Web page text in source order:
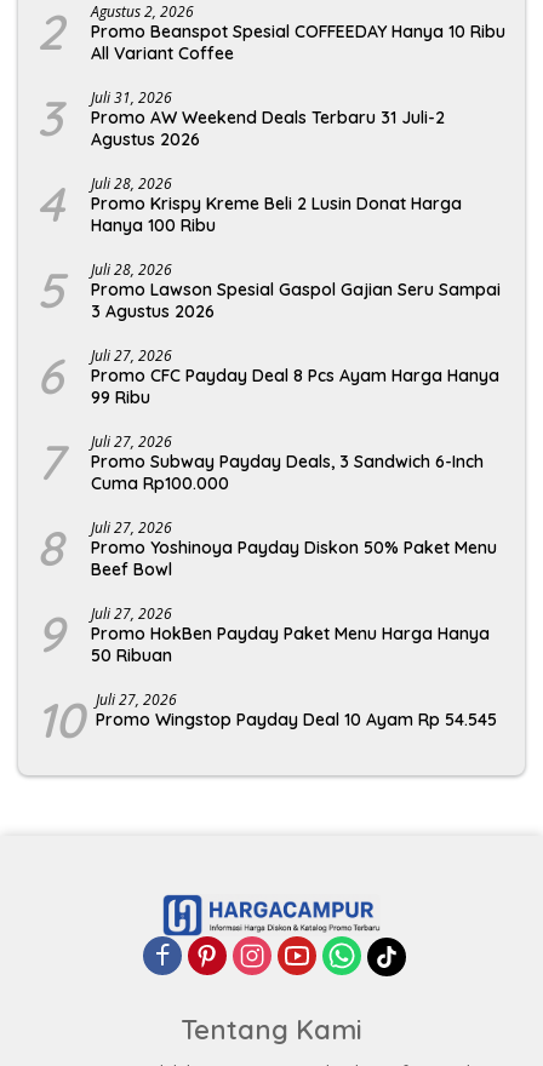
2 Agustus 2, 2026
Promo Beanspot Spesial COFFEEDAY Hanya 10 Ribu
All Variant Coffee
3 Juli 31, 2026
Promo AW Weekend Deals Terbaru 31 Juli-2
Agustus 2026
4 Juli 28, 2026
Promo Krispy Kreme Beli 2 Lusin Donat Harga
Hanya 100 Ribu
5 Juli 28, 2026
Promo Lawson Spesial Gaspol Gajian Seru Sampai
3 Agustus 2026
6 Juli 27, 2026
Promo CFC Payday Deal 8 Pcs Ayam Harga Hanya
99 Ribu
7 Juli 27, 2026
Promo Subway Payday Deals, 3 Sandwich 6-Inch
Cuma Rp100.000
8 Juli 27, 2026
Promo Yoshinoya Payday Diskon 50% Paket Menu
Beef Bowl
9 Juli 27, 2026
Promo HokBen Payday Paket Menu Harga Hanya
50 Ribuan
10 Juli 27, 2026
Promo Wingstop Payday Deal 10 Ayam Rp 54.545
Tentang Kami